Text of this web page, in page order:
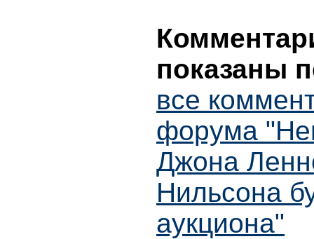
показаны
все
форума
Джона
Нильсона
аукциона"